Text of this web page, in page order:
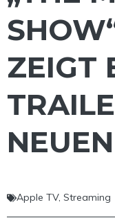
ZEIGT
Apple TV, Streaming